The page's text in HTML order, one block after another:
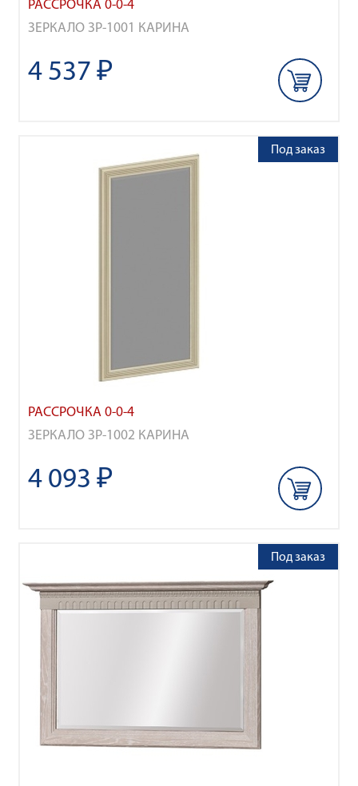
РАССРОЧКА 0-0-4
ЗЕРКАЛО ЗР-1001 КАРИНА
4 537 ₽
РАССРОЧКА 0-0-4
ЗЕРКАЛО ЗР-1002 КАРИНА
Под заказ
4 093 ₽
Под заказ